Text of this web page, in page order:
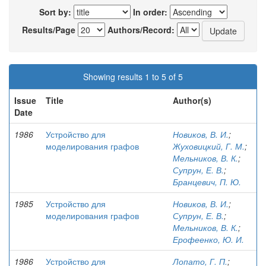
Sort by:
In order:
Results/Page
Authors/Record:
Showing results 1 to 5 of 5
Issue
Date
Title Author(s)
1986
Устройство для
моделирования графов
Новиков, В. И.;
Жуховицкий, Г. М.;
Мельников, В. К.;
Супрун, Е. В.;
Бранцевич, П. Ю.
1985
Устройство для
моделирования графов
Новиков, В. И.;
Супрун, Е. В.;
Мельников, В. К.;
Ерофеенко, Ю. И.
1986
Устройство для Лопато, Г. П.;